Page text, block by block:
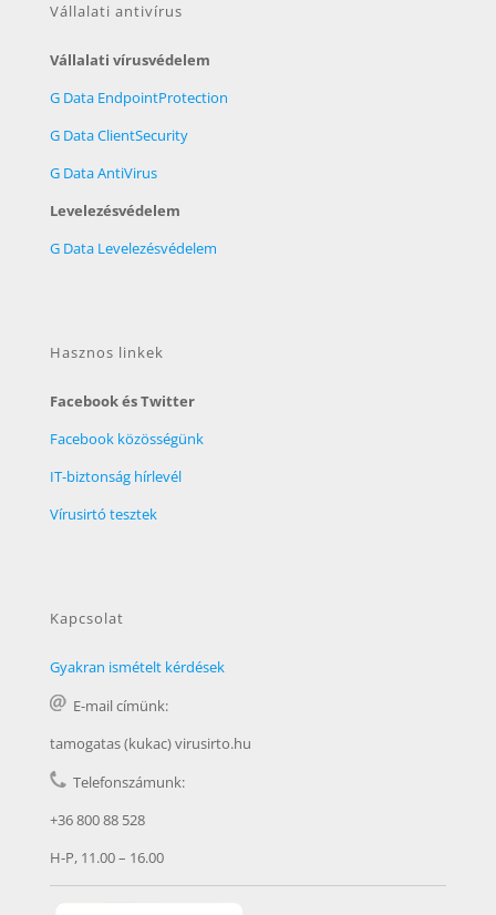
Vállalati antivírus
Vállalati vírusvédelem
G Data EndpointProtection
G Data ClientSecurity
G Data AntiVirus
Levelezésvédelem
G Data Levelezésvédelem
Hasznos linkek
Facebook és Twitter
Facebook közösségünk
IT-biztonság hírlevél
Vírusirtó tesztek
Kapcsolat
Gyakran ismételt kérdések
E-mail címünk:
tamogatas (kukac) virusirto.hu
Telefonszámunk:
+36 800 88 528
H-P, 11.00 – 16.00